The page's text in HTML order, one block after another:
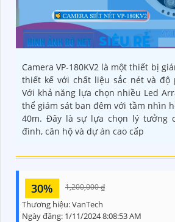
Camera VP-180KV2 là một thiết bị
thiết kế với chất liệu sắc nét và độ
Với khả năng lựa chọn nhiều Led
thể giám sát ban đêm với tầm nhìn
40m. Đây là sự lựa chọn lý tưởng
đình, căn hộ và dự án cao cấp
30% 1,200,000 ₫
Thương hiệu:VanTech
Ngày đăng: 1/11/2024 8:08:53 AM